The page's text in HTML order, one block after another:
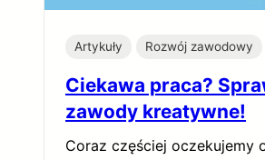
Artykuły Rozwój zawodowy
Ciekawa praca?
zawody kreatywne!
Coraz częściej oczekujemy